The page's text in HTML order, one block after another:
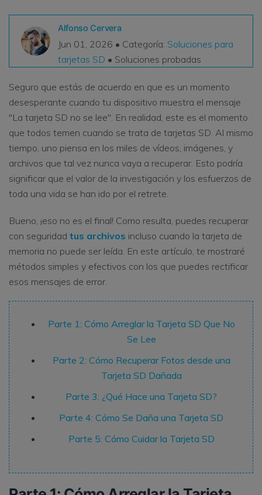
Recoverit Gratis
Recupera datos perdidos/eliminados gratis
Pruébalo Gratis
Otros Productos
Repairit - Reparar Datos
UBackit - Respaldar Datos
VER TODAS LAS FUNCIONES
search
Alfonso Cervera
Jun 01, 2026 • Categoría: Soluciones para
tarjetas SD • Soluciones probadas
Seguro que estás de acuerdo en que es un momento
desesperante cuando tu dispositivo muestra el mensaje
"La tarjeta SD no se lee". En realidad, este es el momento
que todos temen cuando se trata de tarjetas SD. Al mismo
tiempo, uno piensa en los miles de vídeos, imágenes, y
archivos que tal vez nunca vaya a recuperar. Esto podría
significar que el valor de la investigación y los esfuerzos de
toda una vida se han ido por el retrete.
Bueno, ¡eso no es el final! Como resulta, puedes recuperar
con seguridad tus archivos incluso cuando la tarjeta de
memoria no puede ser leída. En este artículo, te mostraré
métodos simples y efectivos con los que puedes rectificar
esos mensajes de error.
Parte 1: Cómo Arreglar la Tarjeta SD Que No
Se Lee
Parte 2: Cómo Recuperar Fotos desde una
Tarjeta SD Dañada
Parte 3: ¿Qué Hace una Tarjeta SD?
Parte 4: Cómo Se Daña una Tarjeta SD
Parte 5: Cómo Cuidar la Tarjeta SD